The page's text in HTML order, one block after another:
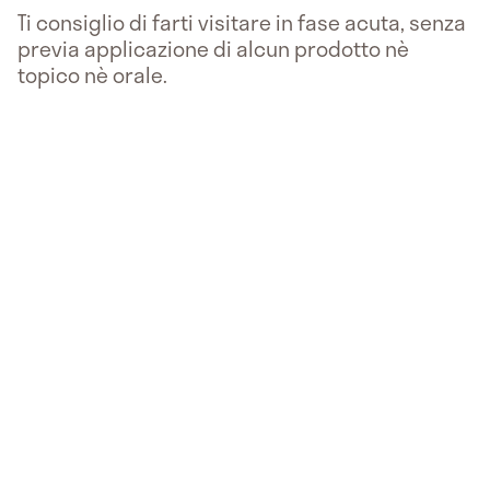
Ti consiglio di farti visitare in fase acuta, senza
previa applicazione di alcun prodotto nè
topico nè orale.